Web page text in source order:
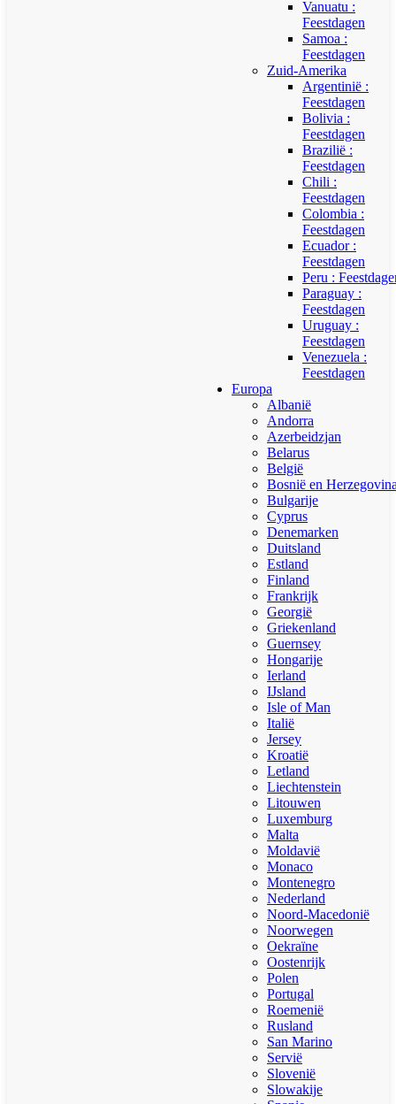
Vanuatu :
Feestdagen
Samoa :
Feestdagen
Zuid-Amerika
Argentinië :
Feestdagen
Bolivia :
Feestdagen
Brazilië :
Feestdagen
Chili :
Feestdagen
Colombia :
Feestdagen
Ecuador :
Feestdagen
Peru :
Paraguay :
Feestdagen
Uruguay :
Feestdagen
Venezuela :
Feestdagen
Europa
Albanië
Andorra
Azerbeidzjan
Belarus
België
Bosnië en
Bulgarije
Cyprus
Denemarken
Duitsland
Estland
Finland
Frankrijk
Georgië
Griekenland
Guernsey
Hongarije
Ierland
IJsland
Isle of Man
Italië
Jersey
Kroatië
Letland
Liechtenstein
Litouwen
Luxemburg
Malta
Moldavië
Monaco
Montenegro
Nederland
Noord-Macedonië
Noorwegen
Oekraïne
Oostenrijk
Polen
Portugal
Roemenië
Rusland
San Marino
Servië
Slovenië
Slowakije